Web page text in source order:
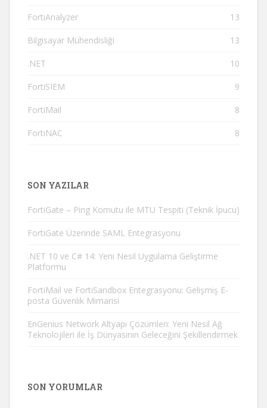
FortiAnalyzer 13
Bilgisayar Mühendisliği 13
.NET 10
FortiSIEM 9
FortiMail 8
FortiNAC 8
SON YAZILAR
FortiGate – Ping Komutu ile MTU Tespiti (Teknik İpucu)
FortiGate Üzerinde SAML Entegrasyonu
.NET 10 ve C# 14: Yeni Nesil Uygulama Geliştirme
Platformu
FortiMail ve FortiSandbox Entegrasyonu: Gelişmiş E-
posta Güvenlik Mimarisi
EnGenius Network Altyapı Çözümleri: Yeni Nesil Ağ
Teknolojileri ile İş Dünyasının Geleceğini Şekillendirmek
SON YORUMLAR